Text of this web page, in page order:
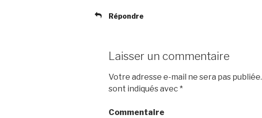
Répondre
Laisser un commentaire
Votre adresse e-mail ne sera pas publiée.
sont indiqués avec *
Commentaire